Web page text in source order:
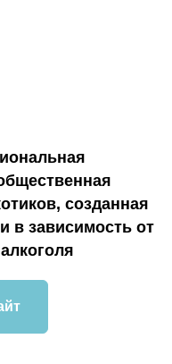
созданная
в зависимость от